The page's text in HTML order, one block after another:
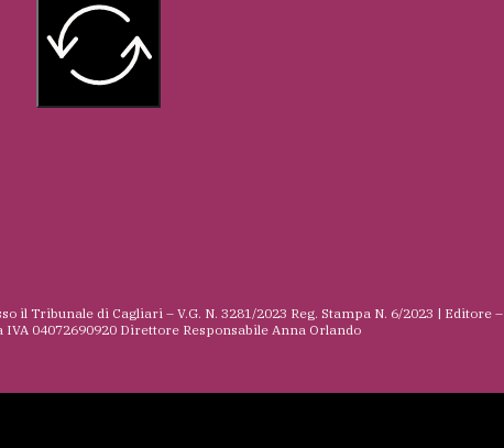
Tribunale di Cagliari – V.G. N. 3281/2023 Reg. Stampa N. 6/2023 | Editore –
IVA 04072690920 Direttore Responsabile Anna Orlando